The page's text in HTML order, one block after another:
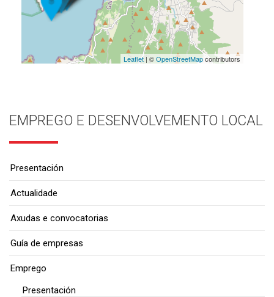
Leaflet| ©OpenStreetMapcontributors
EMPREGO E DESENVOLVEMENTO LOCAL
Presentación
Actualidade
Axudas e convocatorias
Guía de empresas
Emprego
Presentación